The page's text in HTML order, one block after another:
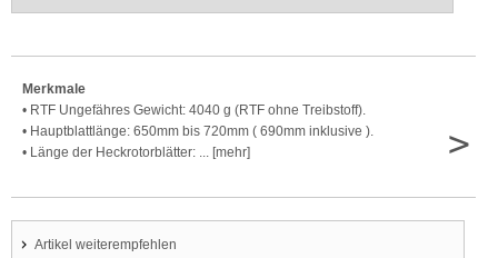
Merkmale
• RTF Ungefähres Gewicht: 4040 g (RTF ohne Treibstoff).
• Hauptblattlänge: 650mm bis 720mm ( 690mm inklusive ).
• Länge der Heckrotorblätter: ... [mehr]
>
Artikel weiterempfehlen